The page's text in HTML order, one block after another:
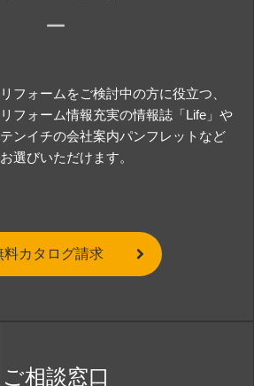
リフォームをご検討中の方に役立つ、
リフォーム情報充実の情報誌「Life」や
テンイチの会社案内パンフレットなど
お選びいただけます。
料カタログ請求
ご相談窓口